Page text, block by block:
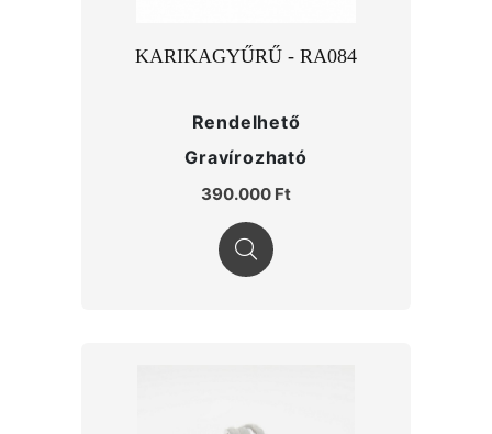
KARIKAGYŰRŰ - RA084
Rendelhető
Gravírozható
390.000 Ft